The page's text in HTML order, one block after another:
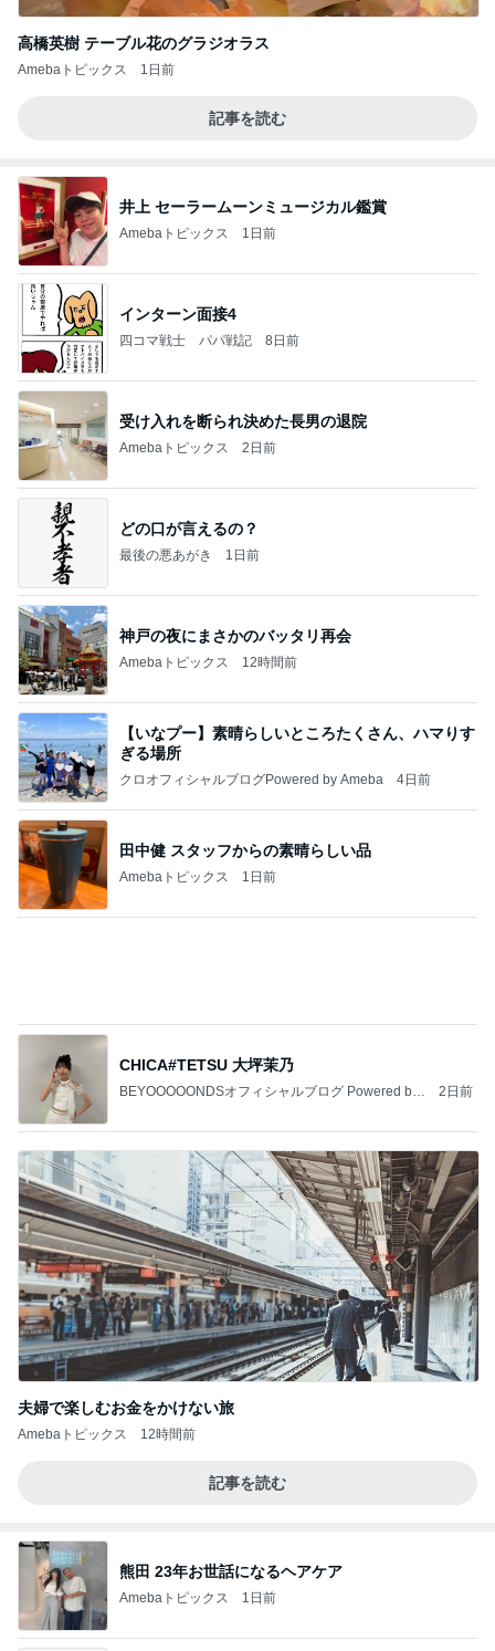
高橋英樹 テーブル花のグラジオラス
Amebaトピックス 1日前
記事を読む
井上 セーラームーンミュージカル鑑賞
Amebaトピックス 1日前
インターン面接4
四コマ戦士 パパ戦記 8日前
受け入れを断られ決めた長男の退院
Amebaトピックス 2日前
どの口が言えるの？
最後の悪あがき 1日前
神戸の夜にまさかのバッタリ再会
Amebaトピックス 12時間前
【いなプー】素晴らしいところたくさん、ハマりす
ぎる場所
クロオフィシャルブログPowered by Ameba 4日前
田中健 スタッフからの素晴らしい品
Amebaトピックス 1日前
夫婦で楽しむお金をかけない旅
Amebaトピックス 12時間前
記事を読む
Amebaトピックス 1日前
どの口が言えるの？
最後の悪あがき 1日前